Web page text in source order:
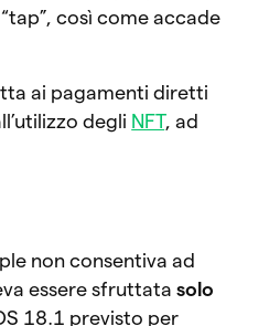
così come accade
ai pagamenti diretti
degli NFT, ad
non consentiva ad
essere sfruttatasolo
18.1 previsto per